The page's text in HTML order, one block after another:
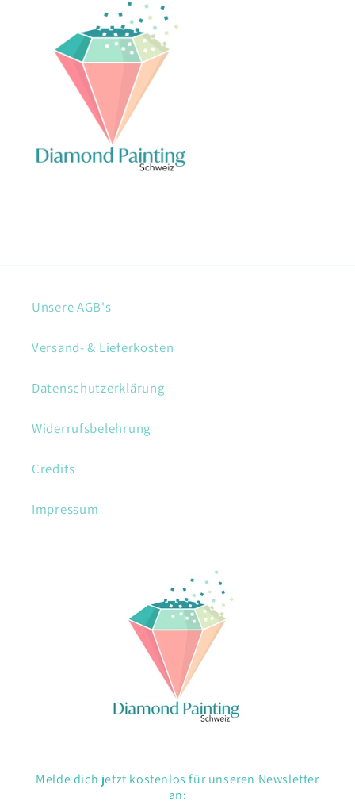
Unsere AGB's
Versand- & Lieferkosten
Datenschutzerklärung
Widerrufsbelehrung
Credits
Impressum
Melde dich jetzt kostenlos für unseren Newsletter
an: